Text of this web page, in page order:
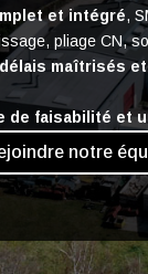
et intégré,
pliage CN,
maîtrisés
de faisabilité et
notre